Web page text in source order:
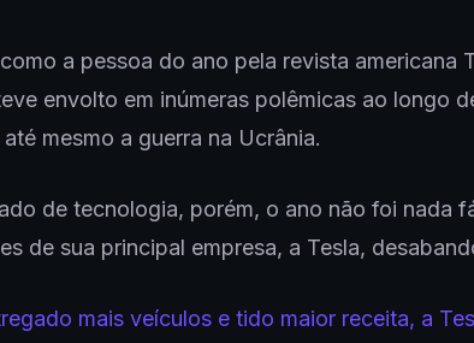
a pessoa do ano pela revista americana
envolto em inúmeras polêmicas ao longo
mesmo a guerra na Ucrânia.
de tecnologia, porém, o ano não foi nada
de sua principal empresa, a Tesla,
mais veículos e tido maior receita, a